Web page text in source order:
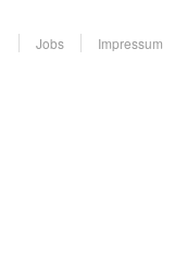
Jobs
Impressum